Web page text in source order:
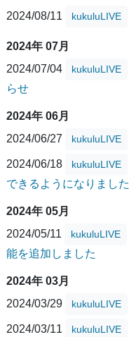
2024/08/11
kukuluLIVE
2024年 07月
2024/07/04
kukuluLIVE
らせ
2024年 06月
2024/06/27
kukuluLIVE
2024/06/18 kukuluLIVE
できるようになりました
2024年 05月
2024/05/11
kukuluLIVE
能を追加しました
2024年 03月
2024/03/29
kukuluLIVE
2024/03/11 kukuluLIVE